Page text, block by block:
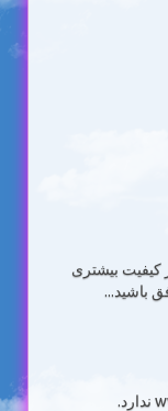
کیفیت بیشتری
باشید...